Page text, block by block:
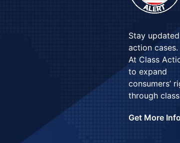
Stay
action cases.
At Class
to expand
consumers’
through
Get More Info